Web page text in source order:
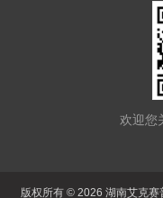
欢迎您
版权所有 © 2026 湖南艾克